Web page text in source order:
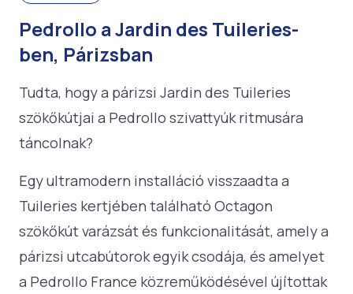
Pedrollo a Jardin des Tuileries-
ben, Párizsban
Tudta, hogy a párizsi Jardin des Tuileries
szökőkútjai a Pedrollo szivattyúk ritmusára
táncolnak?
Egy ultramodern installáció visszaadta a
Tuileries kertjében található Octagon
szökőkút varázsát és funkcionalitását, amely a
párizsi utcabútorok egyik csodája, és amelyet
a Pedrollo France közreműködésével újítottak